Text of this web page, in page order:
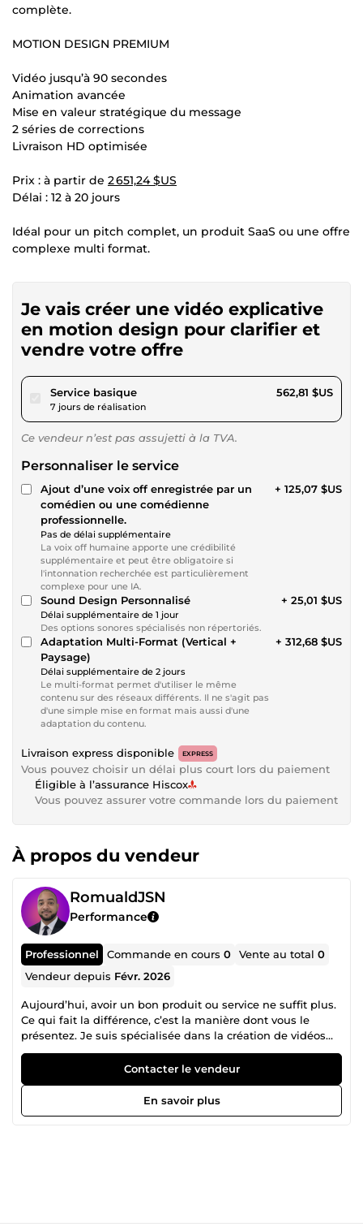
complète.
MOTION DESIGN PREMIUM
Vidéo jusqu’à 90 secondes
Animation avancée
Mise en valeur stratégique du message
2 séries de corrections
Livraison HD optimisée
Prix : à partir de 2 651,24 $US
Délai : 12 à 20 jours
Idéal pour un pitch complet, un produit SaaS ou une offre
complexe multi format.
Je vais créer une vidéo explicative
en motion design pour clarifier et
vendre votre offre
Service basiquepour 518,72 $US
7 jours de réalisation
562,81 $US
Ce vendeur n’est pas assujetti à la TVA.
Personnaliser le service
Ajout d’une voix off enregistrée par un
comédien ou une comédienne
professionnelle.
Pas de délai supplémentaire
La voix off humaine apporte une crédibilité
supplémentaire et peut être obligatoire si
l'intonnation recherchée est particulièrement
complexe pour une IA.
+ 125,07 $US
Sound Design Personnalisé
Délai supplémentaire de 1 jour
Des options sonores spécialisés non répertoriés.
+ 25,01 $US
Adaptation Multi-Format (Vertical +
Paysage)
Délai supplémentaire de 2 jours
Le multi-format permet d'utiliser le même
contenu sur des réseaux différents. Il ne s'agit pas
d'une simple mise en format mais aussi d'une
adaptation du contenu.
+ 312,68 $US
Livraison express disponible EXPRESS
Vous pouvez choisir un délai plus court lors du paiement
Éligible à l’assurance Hiscox
Vous pouvez assurer votre commande lors du paiement
À propos du vendeur
RomualdJSN
Performance
Professionnel Commande en cours0 Vente au total0
Vendeur depuis Févr. 2026
Aujourd’hui, avoir un bon produit ou service ne suffit plus.
Ce qui fait la différence, c’est la manière dont vous le
présentez. Je suis spécialisée dans la création de vidéos
de présentation en motion design premium, pensées pour
clarifier votre message, retenir l’attention et accompagner
la conversion. Nous accompagnons des entrepreneurs,
startups et marques qui souhaitent : Expliquer une offre
complexe simplement, Améliorer l’impact de leur landing
Contacter le vendeur
En savoir plus